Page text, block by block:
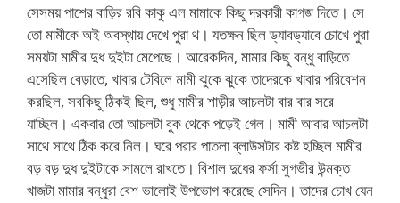
সেসময় পাশের বাড়ির রবি কাকু এল মামাকে কিছু দরকারী কাগজ দিতে। সে
তো মামীকে অই অবস্থায় দেখে পুরা থ। যতক্ষন ছিল ড্যাবড্যাবে চোখে পুরা
সময়টা মামীর দুধ দুইটা মেপেছে। আরেকদিন, মামার কিছু বন্ধু বাড়িতে
এসেছিল বেড়াতে, খাবার টেবিলে মামী ঝুকে ঝুকে তাদেরকে খাবার পরিবেশন
করছিল, সবকিছু ঠিকই ছিল, শুধু মামীর শাড়ীর আচলটা বার বার সরে
যাচ্ছিল। একবার তো আচলটা বুক থেকে পড়েই গেল। মামী আবার আচলটা
সাথে সাথে ঠিক করে নিল। ঘরে পরার পাতলা ব্লাউসটার কষ্ট হচ্ছিল মামীর
বড় বড় দুধ দুইটাকে সামলে রাখতে। বিশাল দুধের ফর্সা সুগভীর উন্মক্ত
খাজটা মামার বন্ধুরা বেশ ভালোই উপভোগ করেছে সেদিন। তাদের চোখ যেন